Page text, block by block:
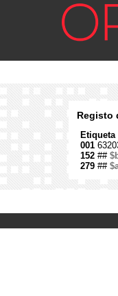
Registo
001
152 ##
279 ##